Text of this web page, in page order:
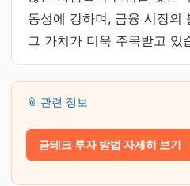
동성에 강하며, 금융 시장의
그 가치가 더욱 주목받고 있
📎 관련 정보
금테크 투자 방법 자세히 보기